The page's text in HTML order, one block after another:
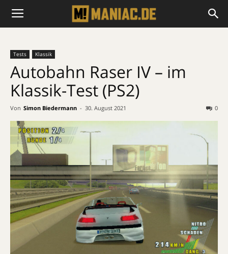
Tests Klassik
Autobahn Raser IV – im
Klassik-Test (PS2)
Von Simon Biedermann - 30. August 2021 0